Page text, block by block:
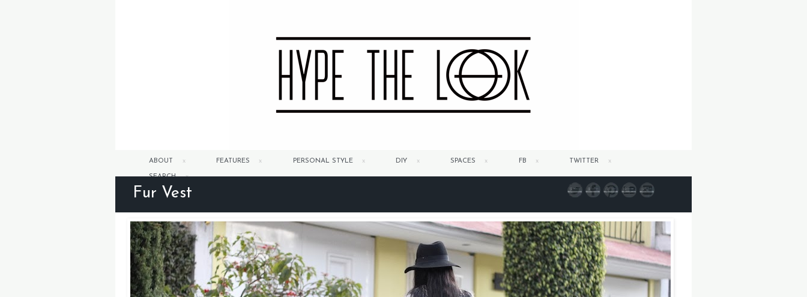
ABOUT FEATURES PERSONAL STYLE DIY SPACES FB TWITTER
SEARCH
Fur Vest